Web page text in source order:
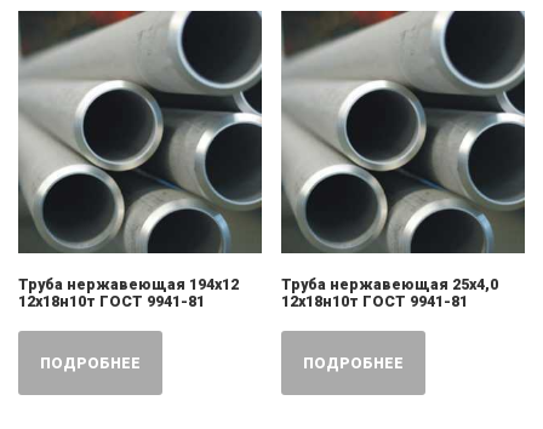
Труба нержавеющая 194х12
12х18н10т ГОСТ 9941-81
ПОДРОБНЕЕ
Труба нержавеющая 25х4,0
12х18н10т ГОСТ 9941-81
ПОДРОБНЕЕ